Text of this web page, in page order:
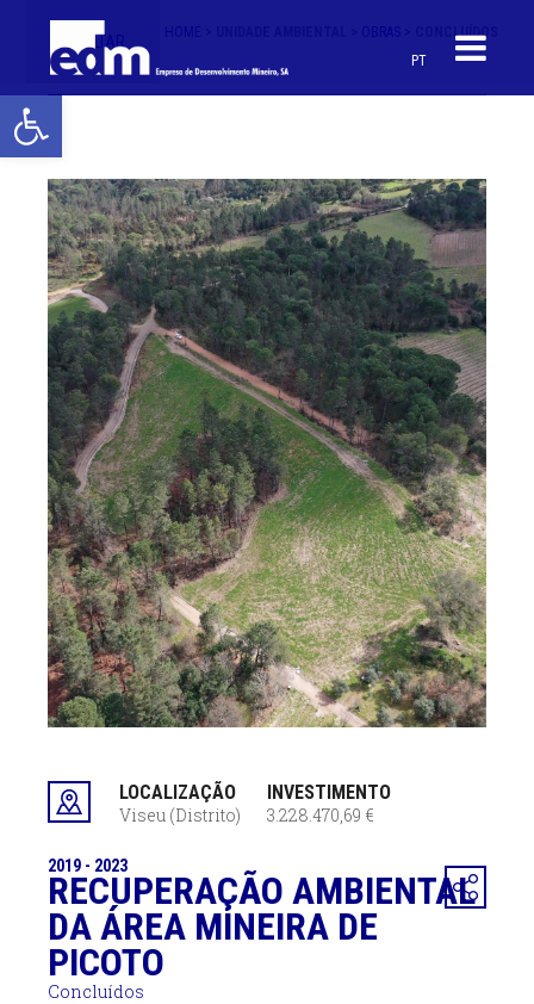
Open toolbar
PT
< VOLTAR CONCLUÍDOS
LOCALIZAÇÃO
Viseu (Distrito)
INVESTIMENTO
3.228.470,69 €
2019 - 2023
RECUPERAÇÃO AMBIENTAL
DA ÁREA MINEIRA DE
PICOTO
Concluídos